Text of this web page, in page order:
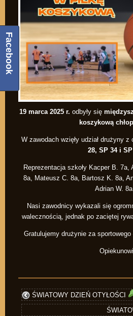
19 marca 2025 r. odbyły się
koszykową
W zawodach wzięły udział drużyny z
28, SP 34 i
Reprezentacja szkoły Kacper B.
8a, Mateusz C. 8a, Bartosz K. 8a,
Adrian W. 8a
Nasi zawodnicy wykazali się
walecznością, jednak po zaciętej
Gratulujemy drużynie za
ŚWIATOWY DZIEŃ OTYŁOŚCI
Facebook